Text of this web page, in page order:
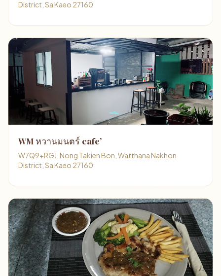
District, Sa Kaeo 27160
WM หวานมนตร์ cafe’
W7Q9+RGJ, Nong Takien Bon, Watthana Nakhon
District, Sa Kaeo 27160